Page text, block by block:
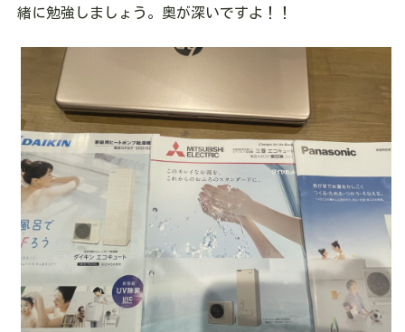
緒に勉強しましょう。奥が深いですよ！！